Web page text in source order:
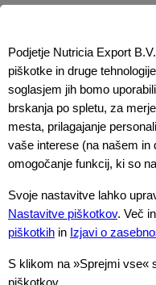
Več o tem
Kmalu boste zapustili
Export B.V.
mesta tretje osebe.
1. Družba Nutricia ne
osebe, ki ga obiščete.
2. Nutricia ni odgovorna za
ponuja tretja oseba
spletna stran.
Podjetje Nutricia Export
piškotke in druge
soglasjem jih bomo
brskanja po spletu, za
mesta, prilagajanje
vaše interese (na našem in
omogočanje funkcij, ki so
Svoje nastavitve lahko
Nastavitve piškotkov. Več
piškotkih in Izjavi o
S klikom na »Sprejmi vse«
piškotkov.